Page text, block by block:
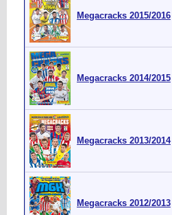
Megacracks 2015/2016
Megacracks 2014/2015
Megacracks 2013/2014
Megacracks 2012/2013